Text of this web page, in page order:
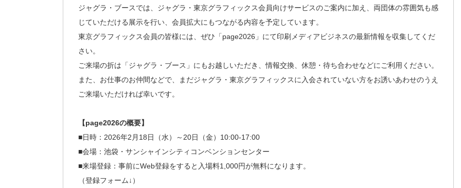
ジャグラ・ブースでは、ジャグラ・東京グラフィックス会員向けサービスのご案内に加え、両団体の雰囲気も感
じていただける展示を行い、会員拡大にもつながる内容を予定しています。
東京グラフィックス会員の皆様には、ぜひ「page2026」にて印刷メディアビジネスの最新情報を収集してくだ
さい。
ご来場の折は「ジャグラ・ブース」にもお越しいただき、情報交換、休憩・待ち合わせなどにご利用ください。
また、お仕事のお仲間などで、まだジャグラ・東京グラフィックスに入会されていない方をお誘いあわせのうえ
ご来場いただければ幸いです。
【page2026の概要】
■日時：2026年2月18日（水）～20日（金）10:00-17:00
■会場：池袋・サンシャインシティコンベンションセンター
■来場登録：事前にWeb登録をすると入場料1,000円が無料になります。
（登録フォーム↓）